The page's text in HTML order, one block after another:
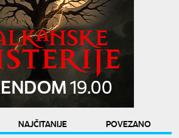
NAJČITANIJE
POVEZANO